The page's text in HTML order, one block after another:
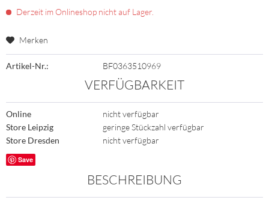
Derzeit im Onlineshop nicht auf Lager.
Merken
Artikel-Nr.: BF0363510969
VERFÜGBARKEIT
Online
nicht verfügbar
Store Leipzig
geringe Stückzahl verfügbar
Store Dresden
nicht verfügbar
Save
BESCHREIBUNG